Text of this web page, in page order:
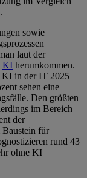
sowie
laut der
KI herumkommen.
KI in der IT 2025
sehen eine
Den größten
im Bereich
der
für
rund 43
ohne KI